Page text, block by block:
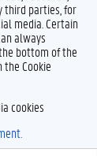
third parties, for
media. Certain
always
bottom of the
the Cookie
cookies